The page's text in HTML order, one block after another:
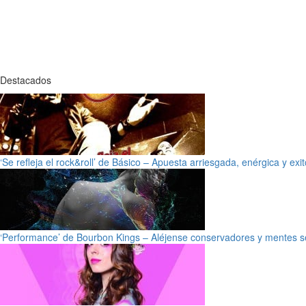
Destacados
‘Se refleja el rock&roll’ de Básico – Apuesta arriesgada, enérgica y
‘Performance’ de Bourbon Kings – Aléjense conservadores y mentes